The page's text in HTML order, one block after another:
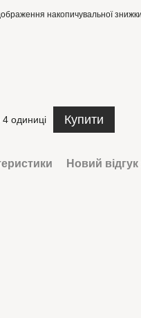
накопичувальної знижки
4 одиниці Купити
Новий